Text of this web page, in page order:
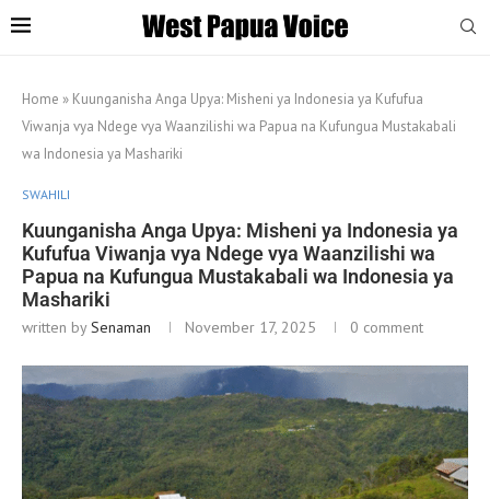
Home » Kuunganisha Anga Upya: Misheni ya Indonesia ya Kufufua
Viwanja vya Ndege vya Waanzilishi wa Papua na Kufungua Mustakabali
wa Indonesia ya Mashariki
SWAHILI
Kuunganisha Anga Upya: Misheni ya Indonesia ya
Kufufua Viwanja vya Ndege vya Waanzilishi wa
Papua na Kufungua Mustakabali wa Indonesia ya
Mashariki
written bySenaman November 17, 2025 0 comment